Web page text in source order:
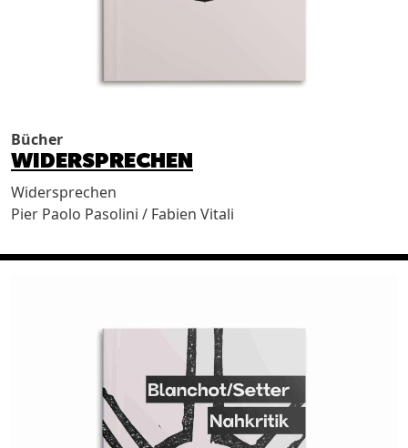
Bücher
WIDERSPRECHEN
Widersprechen
Pier Paolo Pasolini / Fabien Vitali